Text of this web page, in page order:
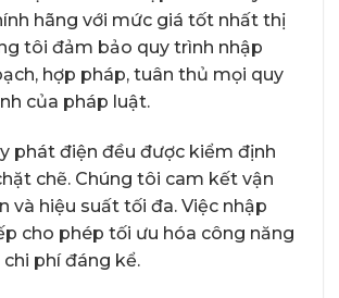
hãng với mức giá tốt nhất thị
tôi đảm bảo quy trình nhập
hợp pháp, tuân thủ mọi quy
của pháp luật.
phát điện đều được kiểm định
chẽ. Chúng tôi cam kết vận
và hiệu suất tối đa. Việc nhập
cho phép tối ưu hóa công năng
phí đáng kể.